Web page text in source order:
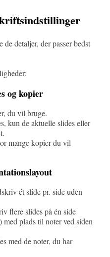
detaljer, der passer bedst
og kopier
du vil bruge.
kun de aktuelle slides eller
mange kopier du vil
ét slide pr. side uden
flere slides på én side
med plads til noter ved siden
med de noter, du har